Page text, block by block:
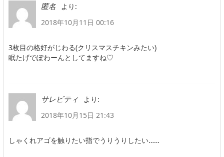
匿名
より:
2018年10月11日 00:16
3枚目の格好がじわる(クリスマスチキンみたい)
眠たげでぽわーんとしてますね♡
サレビティ
より:
2018年10月15日 21:43
しゃくれアゴを触りたい指でうりうりしたい……